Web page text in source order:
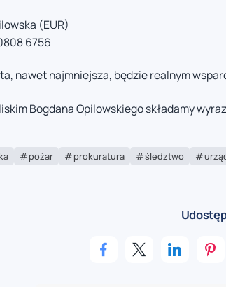
(EUR)
6756
nawet najmniejsza, będzie realnym
Bogdana Opilowskiego składamy
pożar prokuratura śledztwo